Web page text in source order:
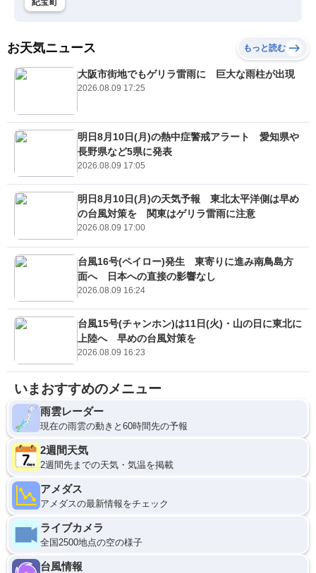
紀宝町
お天気ニュース もっと読む
大阪市街地でもゲリラ雷雨に 巨大な雨柱が出現
2026.08.09 17:25
明日8月10日(月)の熱中症警戒アラート 愛知県や
長野県など5県に発表
2026.08.09 17:05
明日8月10日(月)の天気予報 東北太平洋側は早め
の台風対策を 関東はゲリラ雷雨に注意
2026.08.09 17:00
台風16号(ペイロー)発生 東寄りに進み南鳥島方
面へ 日本への直接の影響なし
2026.08.09 16:24
台風15号(チャンホン)は11日(火)・山の日に東北に
上陸へ 早めの台風対策を
2026.08.09 16:23
いまおすすめのメニュー
雨雲レーダー
現在の雨雲の動きと60時間先の予報
2週間天気
2週間先までの天気・気温を掲載
アメダス
アメダスの最新情報をチェック
ライブカメラ
全国2500地点の空の様子
台風情報